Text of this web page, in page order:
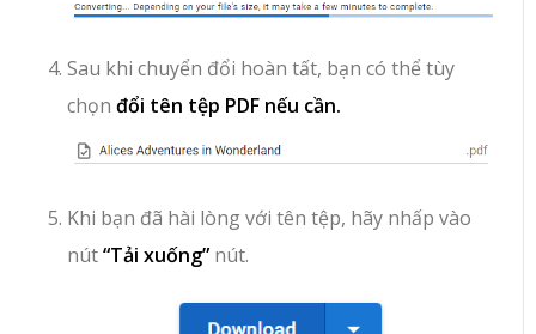
Sau khi chuyển đổi hoàn tất, bạn có thể tùy
chọnđổi tên tệp PDF nếu cần.
Khi bạn đã hài lòng với tên tệp, hãy nhấp vào
nút“Tải xuống” nút.